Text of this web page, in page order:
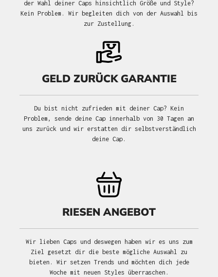
der Wahl deiner Caps hinsichtlich Größe und Style?
Kein Problem. Wir begleiten dich von der Auswahl bis
zur Zustellung.
GELD ZURÜCK GARANTIE
Du bist nicht zufrieden mit deiner Cap? Kein
Problem, sende deine Cap innerhalb von 30 Tagen an
uns zurück und wir erstatten dir selbstverständlich
deine Cap.
RIESEN ANGEBOT
Wir lieben Caps und deswegen haben wir es uns zum
Ziel gesetzt dir die beste mögliche Auswahl zu
bieten. Wir setzen Trends und möchten dich jede
Woche mit neuen Styles überraschen.